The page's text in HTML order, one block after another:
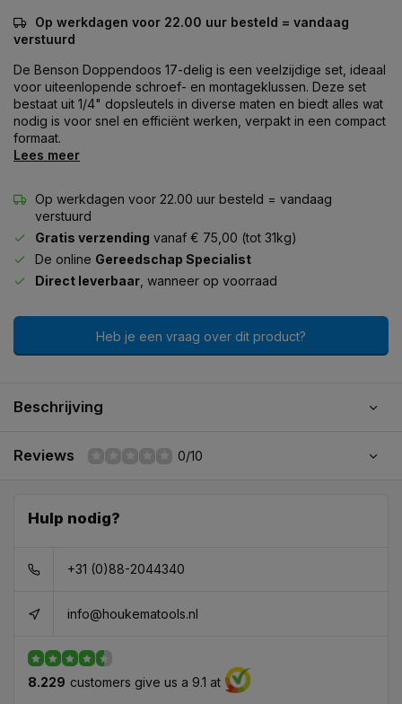
Op werkdagen voor 22.00 uur besteld = vandaag
verstuurd
De Benson Doppendoos 17-delig is een veelzijdige set, ideaal
voor uiteenlopende schroef- en montageklussen. Deze set
bestaat uit 1/4" dopsleutels in diverse maten en biedt alles wat
nodig is voor snel en efficiënt werken, verpakt in een compact
formaat.
Lees meer
Op werkdagen voor 22.00 uur besteld = vandaag
verstuurd
Gratis verzending vanaf € 75,00 (tot 31kg)
De online Gereedschap Specialist
Direct leverbaar , wanneer op voorraad
Heb je een vraag over dit product?
Beschrijving
Reviews 0/10
Hulp nodig?
+31 (0)88-2044340
info@houkematools.nl
8.229 customers give us a 9.1 at